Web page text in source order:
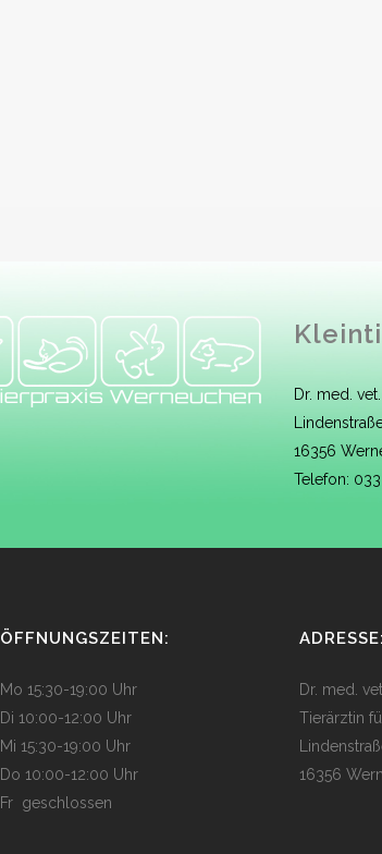
Dr. med.
16356
Telefon:
ÖFFNUNGSZEITEN:
Mo 15:30-19:00 Uhr
Di 10:00-12:00 Uhr
Mi 15:30-19:00 Uhr
Do 10:00-12:00 Uhr
Fr geschlossen
ADRESSE:
Dr. med.
Tierärztin
16356